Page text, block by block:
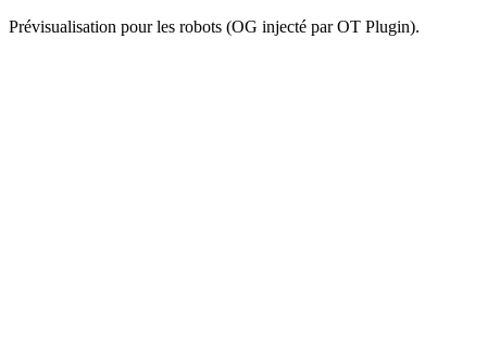
Prévisualisation pour les robots (OG injecté par OT Plugin).